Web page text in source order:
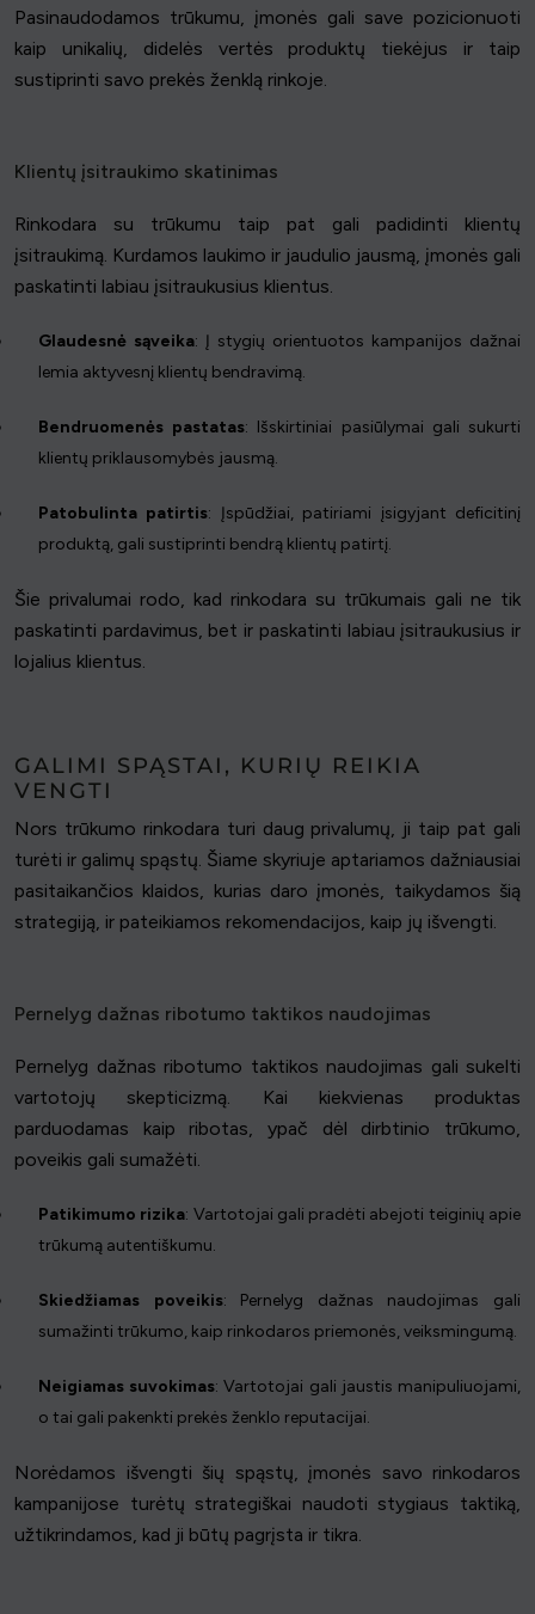
Pasinaudodamos trūkumu, įmonės gali save pozicionuoti
kaip unikalių, didelės vertės produktų tiekėjus ir taip
sustiprinti savo prekės ženklą rinkoje.
Klientų įsitraukimo skatinimas
Rinkodara su trūkumu taip pat gali padidinti klientų
įsitraukimą. Kurdamos laukimo ir jaudulio jausmą, įmonės gali
paskatinti labiau įsitraukusius klientus.
Glaudesnė sąveika: Į stygių orientuotos kampanijos dažnai
lemia aktyvesnį klientų bendravimą.
Bendruomenės pastatas: Išskirtiniai pasiūlymai gali sukurti
klientų priklausomybės jausmą.
Patobulinta patirtis: Įspūdžiai, patiriami įsigyjant deficitinį
produktą, gali sustiprinti bendrą klientų patirtį.
Šie privalumai rodo, kad rinkodara su trūkumais gali ne tik
paskatinti pardavimus, bet ir paskatinti labiau įsitraukusius ir
lojalius klientus.
GALIMI SPĄSTAI, KURIŲ REIKIA
VENGTI
Nors trūkumo rinkodara turi daug privalumų, ji taip pat gali
turėti ir galimų spąstų. Šiame skyriuje aptariamos dažniausiai
pasitaikančios klaidos, kurias daro įmonės, taikydamos šią
strategiją, ir pateikiamos rekomendacijos, kaip jų išvengti.
Pernelyg dažnas ribotumo taktikos naudojimas
Pernelyg dažnas ribotumo taktikos naudojimas gali sukelti
vartotojų skepticizmą. Kai kiekvienas produktas
parduodamas kaip ribotas, ypač dėl dirbtinio trūkumo,
poveikis gali sumažėti.
Patikimumo rizika: Vartotojai gali pradėti abejoti teiginių apie
trūkumą autentiškumu.
Skiedžiamas poveikis: Pernelyg dažnas naudojimas gali
sumažinti trūkumo, kaip rinkodaros priemonės, veiksmingumą.
Neigiamas suvokimas: Vartotojai gali jaustis manipuliuojami,
o tai gali pakenkti prekės ženklo reputacijai.
Norėdamos išvengti šių spąstų, įmonės savo rinkodaros
kampanijose turėtų strategiškai naudoti stygiaus taktiką,
užtikrindamos, kad ji būtų pagrįsta ir tikra.